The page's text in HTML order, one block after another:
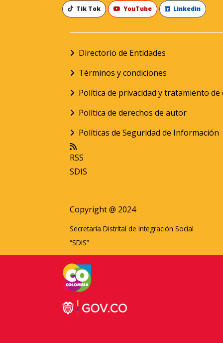
Tik Tok YouTube Linkedin
Directorio de Entidades
Términos y condiciones
Política de privacidad y tratamiento
Política de derechos de autor
Políticas de Seguridad de Información
RSS
SDIS
Copyright @ 2024
Secretaría Distrital de Integración Social
“SDIS”